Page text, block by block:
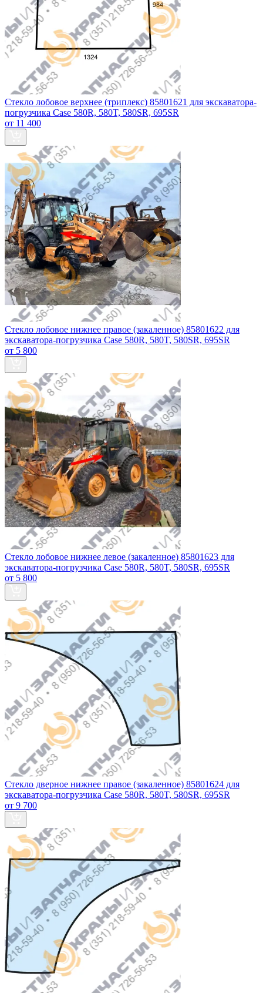
Стекло лобовое верхнее (триплекс) 85801621 для экскаватора-
погрузчика Case 580R, 580T, 580SR, 695SR
от 11 400
Стекло лобовое нижнее правое (закаленное) 85801622 для
экскаватора-погрузчика Case 580R, 580T, 580SR, 695SR
от 5 800
Стекло лобовое нижнее левое (закаленное) 85801623 для
экскаватора-погрузчика Case 580R, 580T, 580SR, 695SR
от 5 800
Стекло дверное нижнее правое (закаленное) 85801624 для
экскаватора-погрузчика Case 580R, 580T, 580SR, 695SR
от 9 700